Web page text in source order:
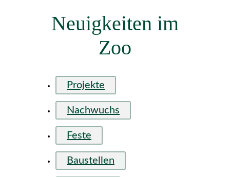
Neuigkeiten im
Zoo
Projekte
Nachwuchs
Feste
Baustellen